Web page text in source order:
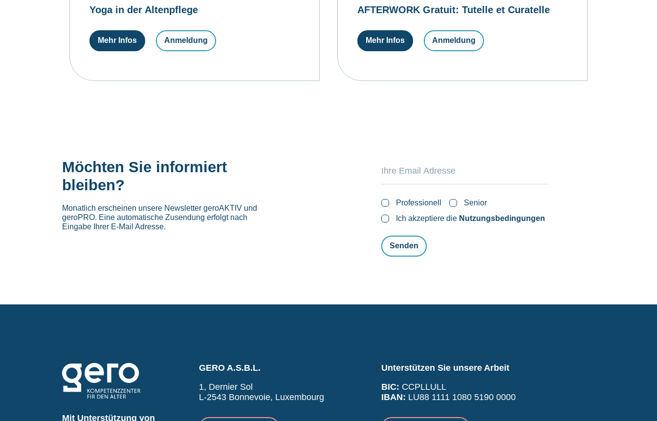
Yoga in der Altenpflege
Mehr Infos Anmeldung
AFTERWORK Gratuit: Tutelle et Curatelle
Mehr Infos Anmeldung
Möchten Sie informiert
bleiben?
Monatlich erscheinen unsere Newsletter geroAKTIV und
geroPRO. Eine automatische Zusendung erfolgt nach
Eingabe Ihrer E-Mail Adresse.
Professionell
Senior
Ich akzeptiere die Nutzungsbedingungen
Mit Unterstützung von
GERO A.S.B.L.
1, Dernier Sol
L-2543 Bonnevoie, Luxembourg
Unterstützen Sie unsere Arbeit
BIC: CCPLLULL
IBAN: LU88 1111 1080 5190 0000